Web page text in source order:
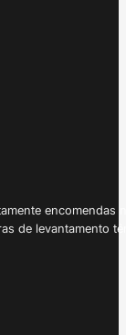
de levantamento